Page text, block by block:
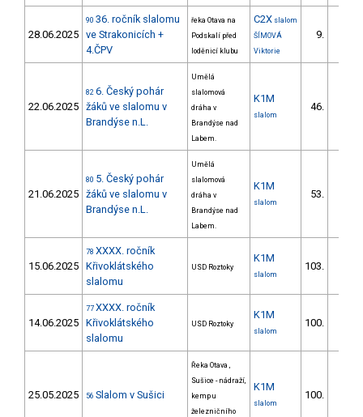
28.06.2025
90 36. ročník slalomu
ve Strakonicích +
4.ČPV
řeka Otava na
Podskalí před
loděnicí klubu
C2X slalom
ŠÍMOVÁ
Viktorie
9.
22.06.2025
82 6. Český pohár
žáků ve slalomu v
Brandýse n.L.
Umělá
slalomová
dráha v
Brandýse nad
Labem.
K1M
slalom
46.
21.06.2025
80 5. Český pohár
žáků ve slalomu v
Brandýse n.L.
Umělá
slalomová
dráha v
Brandýse nad
Labem.
K1M
slalom
53.
15.06.2025
78 XXXX. ročník
Křivoklátského
slalomu
USD Roztoky
K1M
slalom
103.
14.06.2025
77 XXXX. ročník
Křivoklátského
slalomu
USD Roztoky
K1M
slalom
100.
25.05.2025 56 Slalom v Sušici
Řeka Otava ,
Sušice - nádraží,
kemp u
železničního
K1M
slalom
100.